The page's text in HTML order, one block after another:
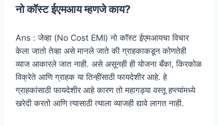
नो कॉस्ट ईएमआय म्हणजे काय?
Ans : जेव्हा (No Cost EMI) नो कॉस्ट ईएमआयचा विचार
केला जातो तेव्हा असे मानले जाते की ग्राहकाकडून कोणतेही
व्याज आकारले जात नाही. असे असूनही ही योजना बँका, किरकोळ
विक्रेते आणि ग्राहक या तिन्हींसाठी फायदेशीर आहे. हे
ग्राहकांसाठी फायदेशीर आहे कारण तो महागड्या वस्तू हप्त्यांमध्ये
खरेदी करतो आणि त्यासाठी त्याला व्याजही द्यावे लागत नाही.